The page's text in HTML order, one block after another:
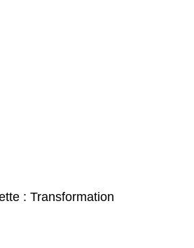
: Transformation